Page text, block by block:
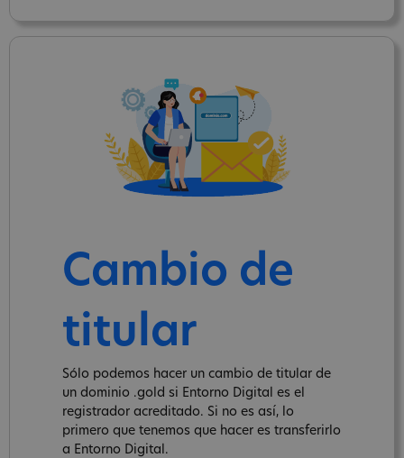
Cambio de
titular
Sólo podemos hacer un cambio de titular de
un dominio .gold si Entorno Digital es el
registrador acreditado. Si no es así, lo
primero que tenemos que hacer es transferirlo
a Entorno Digital.